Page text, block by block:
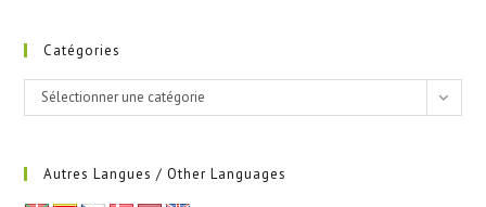
Catégories
Catégories
Sélectionner une catégorie
Autres Langues / Other Languages